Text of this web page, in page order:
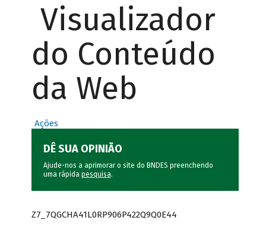
Visualizador
do Conteúdo
da Web
Ações
DÊ SUA OPINIÃO
Ajude-nos a aprimorar o site do BNDES preenchendo
uma rápida pesquisa.
Z7_7QGCHA41L0RP906P422Q9Q0E44